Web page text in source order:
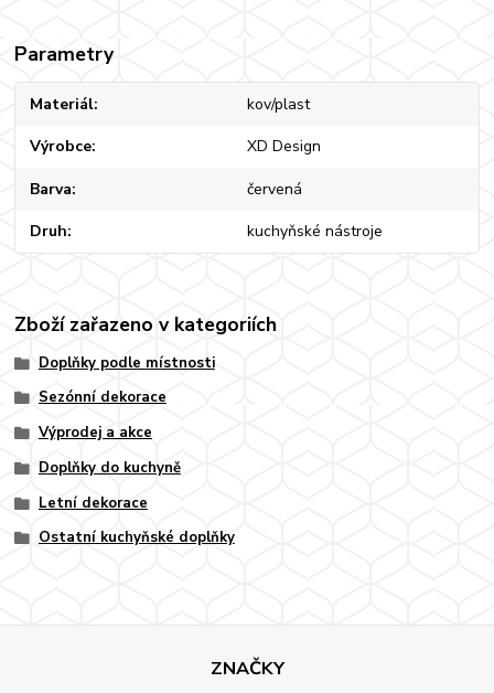
Parametry
Materiál kov/plast
Výrobce XD Design
Barva červená
Druh kuchyňské nástroje
Zboží zařazeno v kategoriích
Doplňky podle místnosti
Sezónní dekorace
Výprodej a akce
Doplňky do kuchyně
Letní dekorace
Ostatní kuchyňské doplňky
ZNAČKY